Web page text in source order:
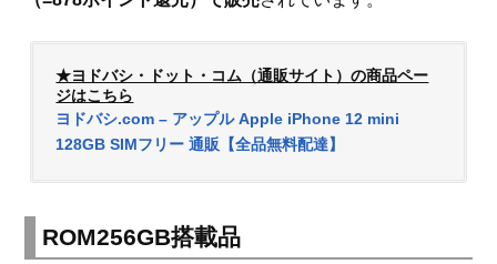
★ヨドバシ・ドット・コム（通販サイト）の商品ペー
ジはこちら
ヨドバシ.com – アップル Apple iPhone 12 mini
128GB SIMフリー 通販【全品無料配達】
ROM256GB搭載品